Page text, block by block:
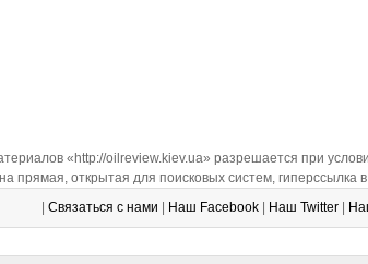
«http://oilreview.kiev.ua» разрешается при
прямая, открытая для поисковых систем, гиперссылка
Связаться с нами Наш Facebook| Наш Twitter|